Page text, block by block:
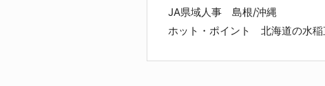
JA県域人事 島根/沖縄
ホット・ポイント 北海道の水稲